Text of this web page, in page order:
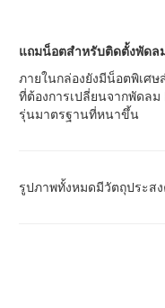
แถมน็อตสำหรับติดตั้งพัดล
ภายในกล่องยังมีน็อตพิเศ
ที่ต้องการเปลี่ยนจากพัดลม
รุ่นมาตรฐานที่หนาขึ้น
รูปภาพทั้งหมดมีวัตถุประส